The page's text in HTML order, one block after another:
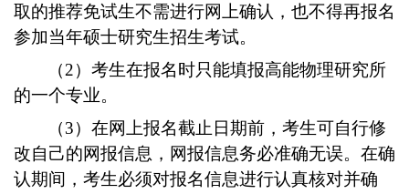
取的推荐免试生不需进行网上确认，也不得再报名
参加当年硕士研究生招生考试。
（2）考生在报名时只能填报高能物理研究所
的一个专业。
（3）在网上报名截止日期前，考生可自行修
改自己的网报信息，网报信息务必准确无误。在确
认期间，考生必须对报名信息进行认真核对并确